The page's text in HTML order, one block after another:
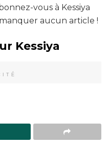
vous à Kessiya
aucun article !
Kessiya